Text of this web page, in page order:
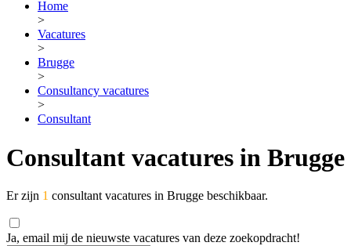
Home
>
Vacatures
>
Brugge
>
Consultancy vacatures
>
Consultant
Consultant vacatures in Brugge
Er zijn 1 consultant vacatures in Brugge beschikbaar.
Ja, email mij de nieuwste vacatures van deze zoekopdracht!